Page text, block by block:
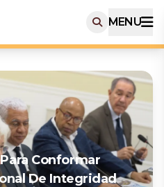
MENU
Conformar
De Integridad